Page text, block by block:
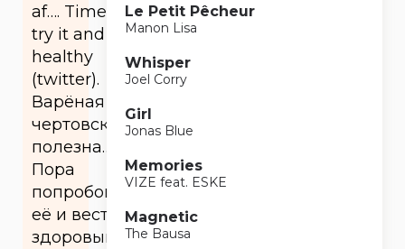
af…. Time to
try it and live
healthy
(twitter).
Варёная еда
чертовски
полезна…
Пора
попробовать
её и вести
здоровый
Le Petit Pêcheur
Manon Lisa
Whisper
Joel Corry
Girl
Jonas Blue
Memories
VIZE feat. ESKE
Magnetic
The Bausa